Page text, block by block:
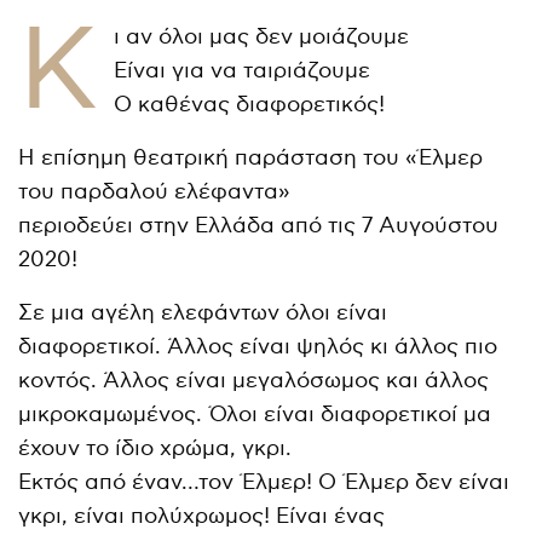
Κ
ι αν όλοι μας δεν μοιάζουμε
Είναι για να ταιριάζουμε
Ο καθένας διαφορετικός!
Η επίσημη θεατρική παράσταση του «Έλμερ
του παρδαλού ελέφαντα»
περιοδεύει στην Ελλάδα από τις 7 Αυγούστου
2020!
Σε μια αγέλη ελεφάντων όλοι είναι
διαφορετικοί. Άλλος είναι ψηλός κι άλλος πιο
κοντός. Άλλος είναι μεγαλόσωμος και άλλος
μικροκαμωμένος. Όλοι είναι διαφορετικοί μα
έχουν το ίδιο χρώμα, γκρι.
Εκτός από έναν…τον Έλμερ! Ο Έλμερ δεν είναι
γκρι, είναι πολύχρωμος! Είναι ένας